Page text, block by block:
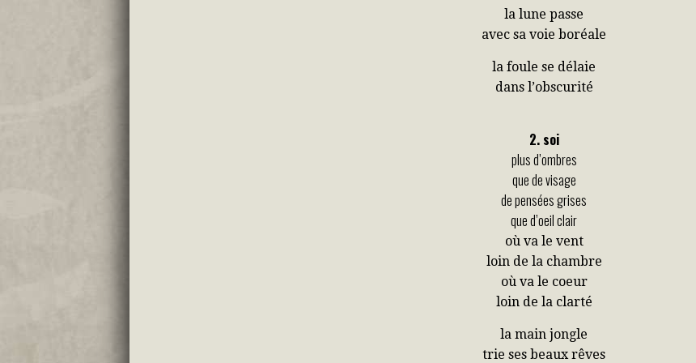
la lune passe
avec sa voie boréale
la foule se délaie
dans l’obscurité
2. soi
plus d’ombres
que de visage
de pensées grises
que d’oeil clair
où va le vent
loin de la chambre
où va le coeur
loin de la clarté
la main jongle
trie ses beaux rêves